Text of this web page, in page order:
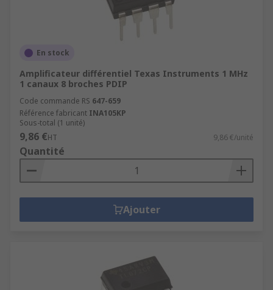
En stock
Amplificateur différentiel Texas Instruments 1 MHz
1 canaux 8 broches PDIP
Code commande RS 647-659
Référence fabricant INA105KP
Sous-total (1 unité)
9,86 €HT 9,86 €/unité
Quantité
Ajouter